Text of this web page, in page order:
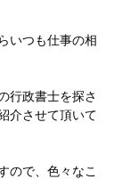
いつも仕事の相
行政書士を探さ
介させて頂いて
ので、色々なこ